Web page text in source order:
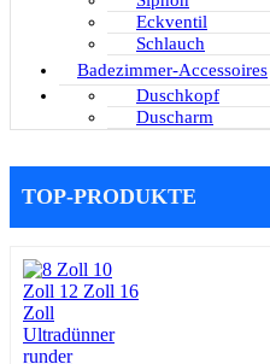
Eckventil
Schlauch
Badezimmer-Accessoires
Duschkopf
Duscharm
TOP-PRODUKTE